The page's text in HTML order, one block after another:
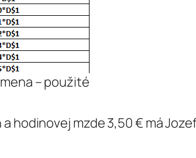
– použité
hodinovej mzde 3,50 € má